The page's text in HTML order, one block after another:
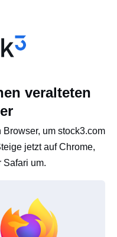
veralteten
um stock3.com
jetzt auf Chrome,
Safari um.